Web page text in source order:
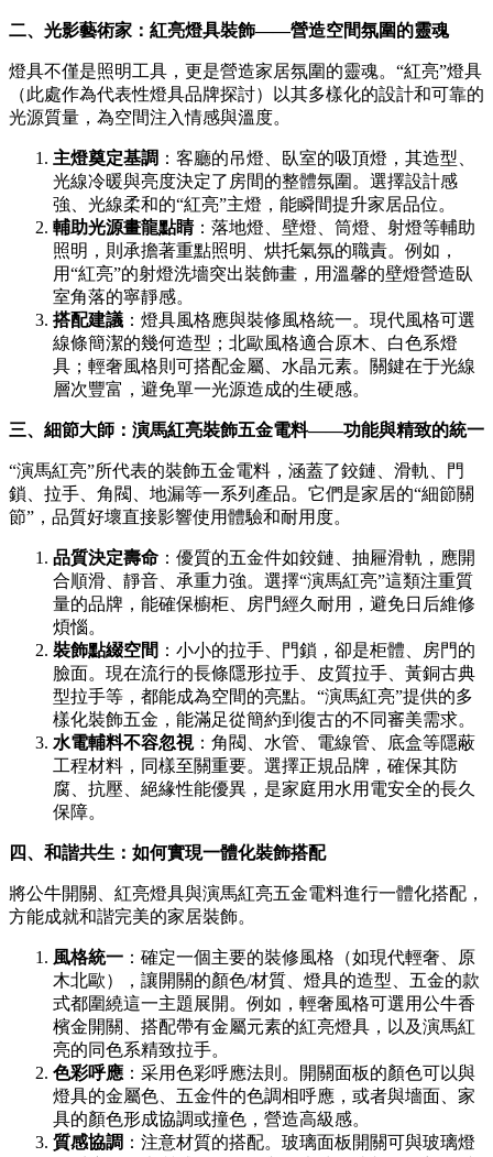
二、光影藝術家：紅亮燈具裝飾——營造空間氛圍的靈魂
燈具不僅是照明工具，更是營造家居氛圍的靈魂。“紅亮”燈具
（此處作為代表性燈具品牌探討）以其多樣化的設計和可靠的
光源質量，為空間注入情感與溫度。
主燈奠定基調 ：客廳的吊燈、臥室的吸頂燈，其造型、
光線冷暖與亮度決定了房間的整體氛圍。選擇設計感
強、光線柔和的“紅亮”主燈，能瞬間提升家居品位。
輔助光源畫龍點睛：落地燈、壁燈、筒燈、射燈等輔助
照明，則承擔著重點照明、烘托氣氛的職責。例如，
用“紅亮”的射燈洗墻突出裝飾畫，用溫馨的壁燈營造臥
室角落的寧靜感。
搭配建議 ：燈具風格應與裝修風格統一。現代風格可選
線條簡潔的幾何造型；北歐風格適合原木、白色系燈
具；輕奢風格則可搭配金屬、水晶元素。關鍵在于光線
層次豐富，避免單一光源造成的生硬感。
三、細節大師：演馬紅亮裝飾五金電料——功能與精致的統一
“演馬紅亮”所代表的裝飾五金電料，涵蓋了鉸鏈、滑軌、門
鎖、拉手、角閥、地漏等一系列產品。它們是家居的“細節關
節”，品質好壞直接影響使用體驗和耐用度。
品質決定壽命 ：優質的五金件如鉸鏈、抽屜滑軌，應開
合順滑、靜音、承重力強。選擇“演馬紅亮”這類注重質
量的品牌，能確保櫥柜、房門經久耐用，避免日后維修
煩惱。
裝飾點綴空間 ：小小的拉手、門鎖，卻是柜體、房門的
臉面。現在流行的長條隱形拉手、皮質拉手、黃銅古典
型拉手等，都能成為空間的亮點。“演馬紅亮”提供的多
樣化裝飾五金，能滿足從簡約到復古的不同審美需求。
水電輔料不容忽視：角閥、水管、電線管、底盒等隱蔽
工程材料，同樣至關重要。選擇正規品牌，確保其防
腐、抗壓、絕緣性能優異，是家庭用水用電安全的長久
保障。
四、和諧共生：如何實現一體化裝飾搭配
將公牛開關、紅亮燈具與演馬紅亮五金電料進行一體化搭配，
方能成就和諧完美的家居裝飾。
風格統一 ：確定一個主要的裝修風格（如現代輕奢、原
木北歐），讓開關的顏色/材質、燈具的造型、五金的款
式都圍繞這一主題展開。例如，輕奢風格可選用公牛香
檳金開關、搭配帶有金屬元素的紅亮燈具，以及演馬紅
亮的同色系精致拉手。
色彩呼應 ：采用色彩呼應法則。開關面板的顏色可以與
燈具的金屬色、五金件的色調相呼應，或者與墻面、家
具的顏色形成協調或撞色，營造高級感。
質感協調 ：注意材質的搭配。玻璃面板開關可與玻璃燈